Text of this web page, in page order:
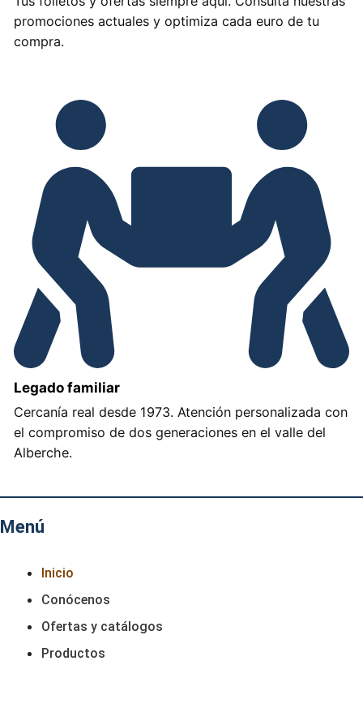
promociones actuales y optimiza cada euro de tu
compra.
Legado familiar
Cercanía real desde 1973. Atención personalizada con
el compromiso de dos generaciones en el valle del
Alberche.
Menú
Inicio
Conócenos
Ofertas y catálogos
Productos